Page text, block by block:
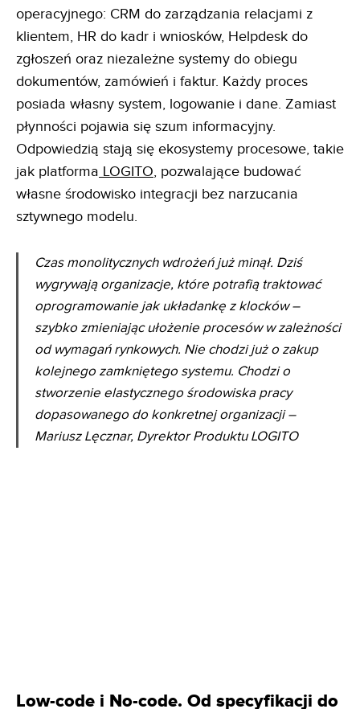
operacyjnego: CRM do zarządzania relacjami z
klientem, HR do kadr i wniosków, Helpdesk do
zgłoszeń oraz niezależne systemy do obiegu
dokumentów, zamówień i faktur. Każdy proces
posiada własny system, logowanie i dane. Zamiast
płynności pojawia się szum informacyjny.
Odpowiedzią stają się ekosystemy procesowe, takie
jak platforma LOGITO, pozwalające budować
własne środowisko integracji bez narzucania
sztywnego modelu.
Czas monolitycznych wdrożeń już minął. Dziś
wygrywają organizacje, które potrafią traktować
oprogramowanie jak układankę z klocków –
szybko zmieniając ułożenie procesów w zależności
od wymagań rynkowych. Nie chodzi już o zakup
kolejnego zamkniętego systemu. Chodzi o
stworzenie elastycznego środowiska pracy
dopasowanego do konkretnej organizacji –
Mariusz Lęcznar, Dyrektor Produktu LOGITO
Low-code i No-code. Od specyfikacji do